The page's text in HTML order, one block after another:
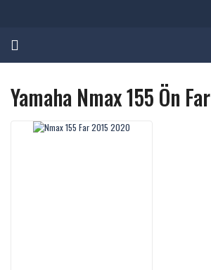
Yamaha Nmax 155 Ön Far